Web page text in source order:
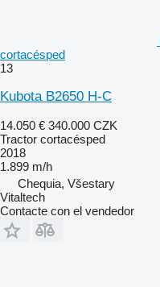
cortacésped
13
Kubota B2650 H-C
14.050 € 340.000 CZK
Tractor cortacésped
2018
1.899 m/h
Chequia, Všestary
Vitaltech
Contacte con el vendedor